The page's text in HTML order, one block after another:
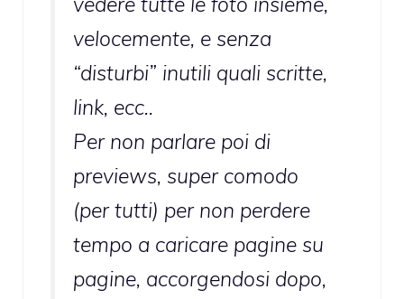
velocemente, e senza
“disturbi” inutili quali scritte,
link, ecc..
Per non parlare poi di
previews, super comodo
(per tutti) per non perdere
tempo a caricare pagine su
pagine, accorgendosi dopo,